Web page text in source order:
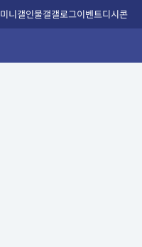
미니갤인물갤갤로그이벤트디시콘